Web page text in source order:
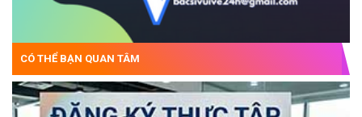
CÓ THỂ BẠN QUAN TÂM